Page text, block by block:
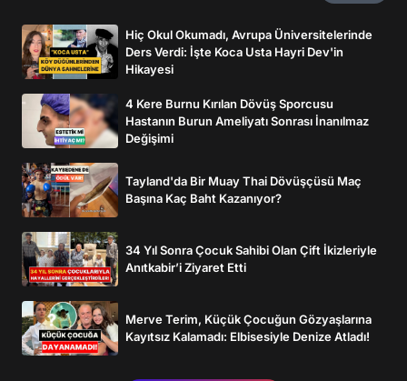
Hiç Okul Okumadı, Avrupa Üniversitelerinde
Ders Verdi: İşte Koca Usta Hayri Dev'in
Hikayesi
4 Kere Burnu Kırılan Dövüş Sporcusu
Hastanın Burun Ameliyatı Sonrası İnanılmaz
Değişimi
Tayland'da Bir Muay Thai Dövüşçüsü Maç
Başına Kaç Baht Kazanıyor?
34 Yıl Sonra Çocuk Sahibi Olan Çift İkizleriyle
Anıtkabir’i Ziyaret Etti
Merve Terim, Küçük Çocuğun Gözyaşlarına
Kayıtsız Kalamadı: Elbisesiyle Denize Atladı!